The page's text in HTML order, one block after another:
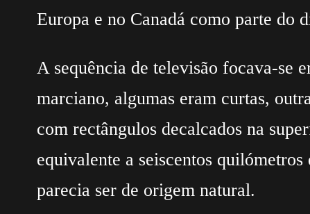
Europa e no Canadá como parte do
A sequência de televisão focava-se
marciano, algumas eram curtas,
com rectângulos decalcados na
equivalente a seiscentos
parecia ser de origem natural.